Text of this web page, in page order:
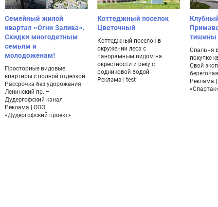
Семейный жилой
квартал «Огни Залива».
Скидки многодетным
семьям и
молодоженам!
Просторные видовые
квартиры с полной отделкой.
Рассрочка без удорожания.
Ленинский пр. –
Дудергофский канал
Реклама | ООО
«Дудергофский проект»
Коттеджный поселок
Цветочный
Коттеджный поселок в
окружении леса с
панорамным видом на
окрестности и реку с
родниковой водой
Реклама | test
тишины
Спальня
покупке
Свой
Реклама